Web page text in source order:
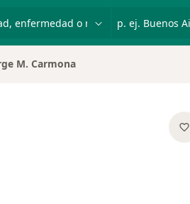
de ciudad
M. Carmona